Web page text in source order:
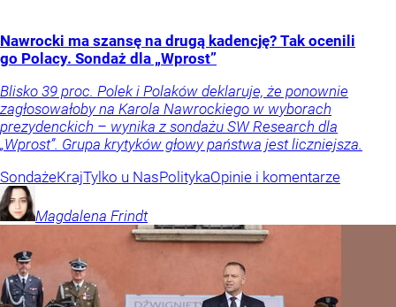
Nawrocki ma szansę na drugą kadencję? Tak ocenili
go Polacy. Sondaż dla „Wprost”
Blisko 39 proc. Polek i Polaków deklaruje, że ponownie
zagłosowałoby na Karola Nawrockiego w wyborach
prezydenckich – wynika z sondażu SW Research dla
„Wprost”. Grupa krytyków głowy państwa jest liczniejsza.
SondażeKrajTylko u NasPolitykaOpinie i komentarze
Magdalena Frindt